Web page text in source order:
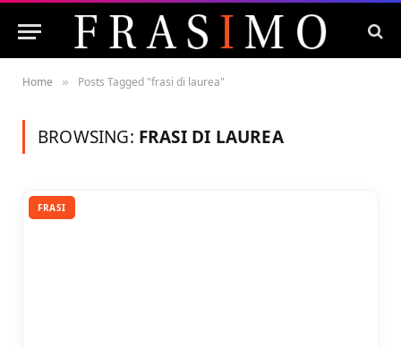
Home » Posts Tagged "frasi di laurea"
BROWSING: FRASI DI LAUREA
FRASI